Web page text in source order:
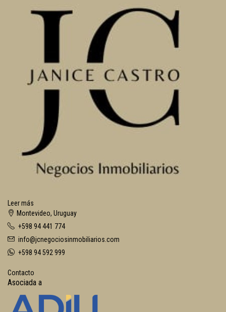
Leer más
Montevideo, Uruguay
+598 94 441 774
info@jcnegociosinmobiliarios.com
+598 94 592 999
Contacto
Asociada a